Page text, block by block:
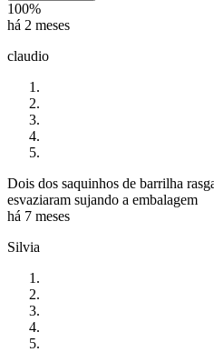
100%
há 2 meses
claudio
Dois dos saquinhos de barrilha
esvaziaram sujando a embalagem
há 7 meses
Silvia